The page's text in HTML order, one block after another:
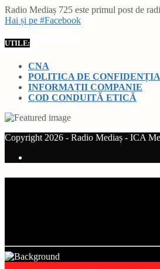
Radio Mediaș 725 este primul post de
Hai și pe #Facebook
UTILE:
CNA
POLITICA DE
INFORMAȚII COMPANIE
COD CONDUITĂ ETICĂ
Copyright 2026 - Radio Mediaș - ICA